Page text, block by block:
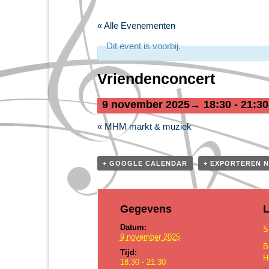
« Alle Evenementen
Dit event is voorbij.
Vriendenconcert
9 november 2025→ 18:30 - 21:30
E
v
e
n
e
« MHM markt & muziek
+ GOOGLE CALENDAR + EXPORTEREN
Gegevens
Datum:
9 november 2025
Tijd:
18:30 - 21:30